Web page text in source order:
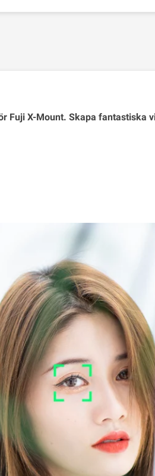
Fuji X-Mount. Skapa fantastiska